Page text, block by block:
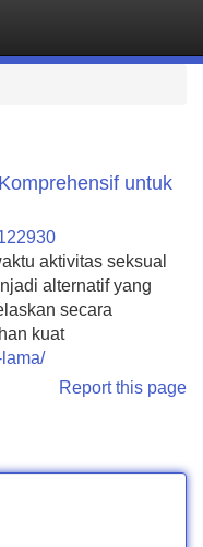
untuk
aktivitas seksual
alternatif yang
secara
kuat
Report this page